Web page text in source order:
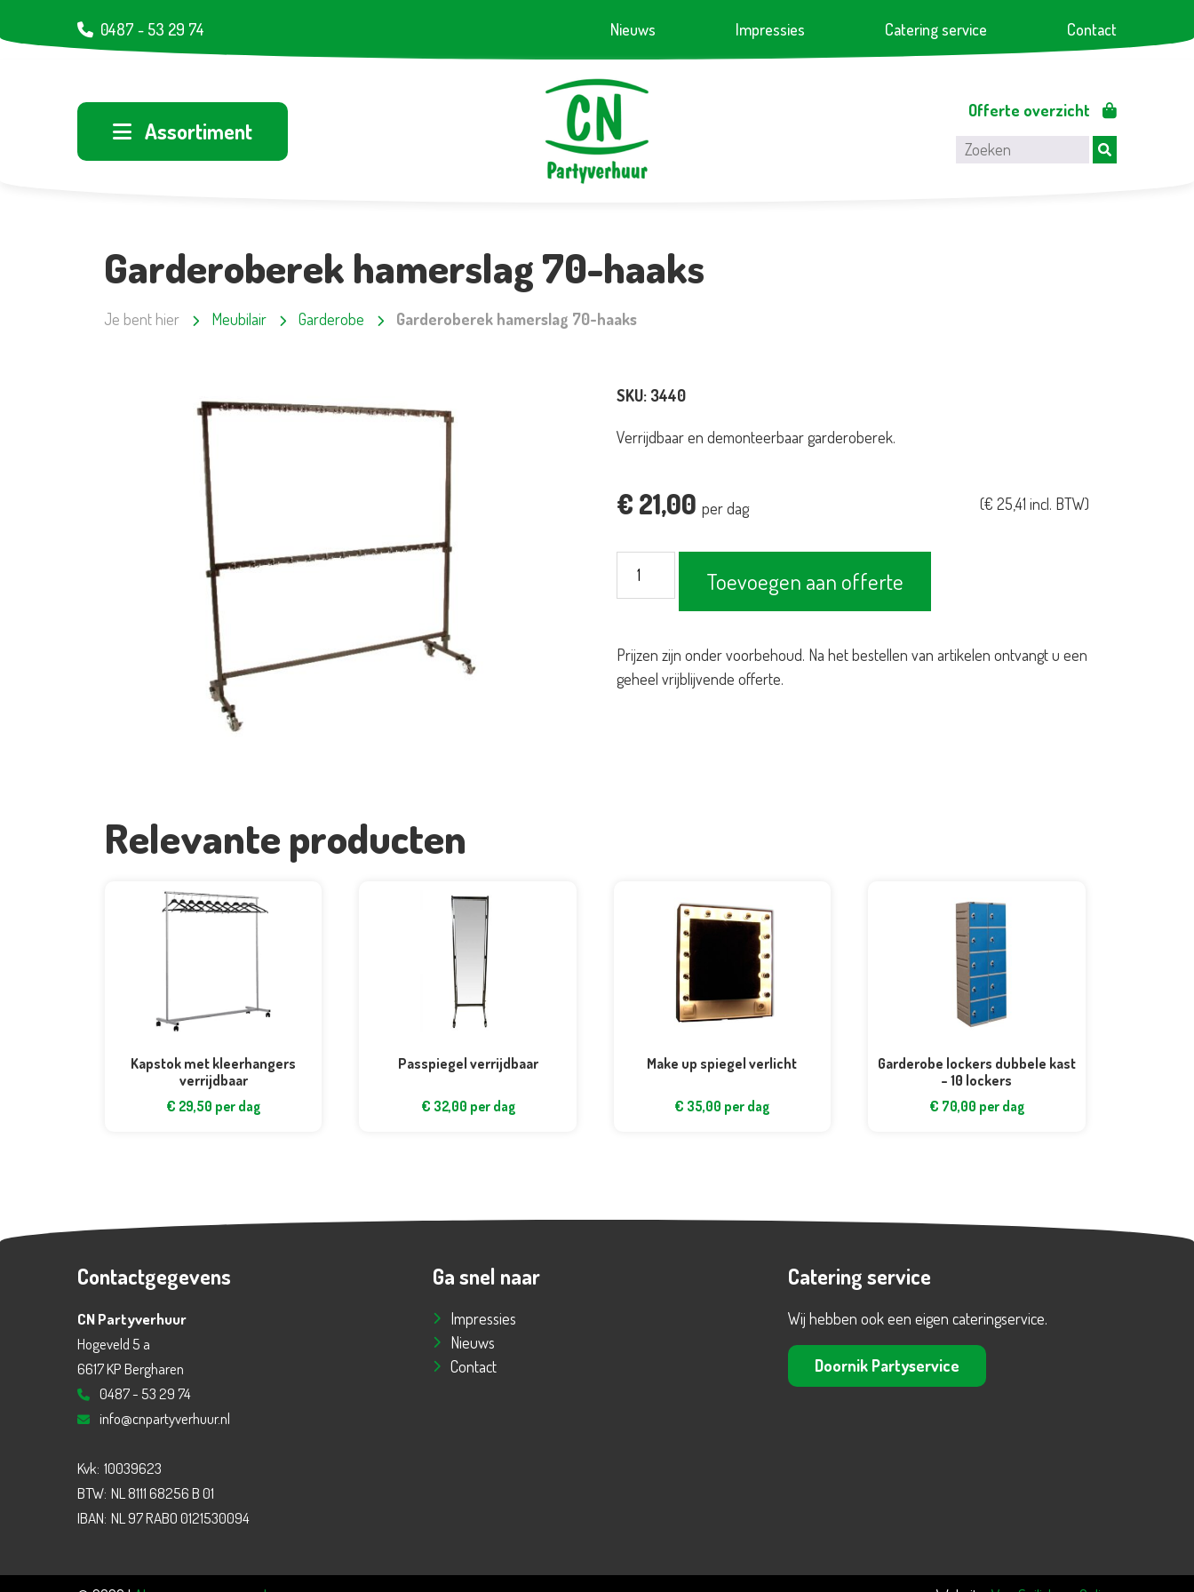
0487 - 53 29 74 Nieuws Impressies Catering service Contact
Assortiment
Offerte overzicht
Garderoberek hamerslag 70-haaks
Je bent hier Meubilair Garderobe Garderoberek hamerslag 70-haaks
SKU: 3440
Verrijdbaar en demonteerbaar garderoberek.
€ 21,00 per dag (€ 25,41 incl. BTW)
hamerslag
aantal
Toevoegen aan offerte
Prijzen zijn onder voorbehoud. Na het bestellen van artikelen ontvangt u een
geheel vrijblijvende offerte.
Relevante producten
Kapstok met kleerhangers
verrijdbaar
€ 29,50 per dag
Passpiegel verrijdbaar
€ 32,00 per dag
Make up spiegel verlicht
€ 35,00 per dag
Garderobe lockers dubbele kast
– 10 lockers
€ 70,00 per dag
Contactgegevens
CN Partyverhuur
Hogeveld 5 a
6617 KP Bergharen
0487 - 53 29 74
info@cnpartyverhuur.nl
Kvk: 10039623
BTW: NL 8111 68256 B 01
IBAN: NL 97 RABO 0121530094
Ga snel naar
Impressies
Nieuws
Contact
Catering service
Wij hebben ook een eigen cateringservice.
Doornik Partyservice